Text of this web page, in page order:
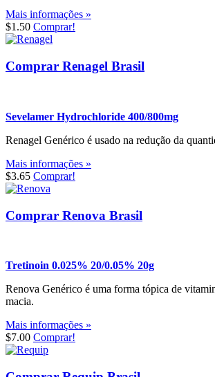
Mais informações »
$1.50 Comprar!
Comprar Renagel Brasil
Sevelamer Hydrochloride 400/800mg
Renagel Genérico é usado na redução da
Mais informações »
$3.65 Comprar!
Comprar Renova Brasil
Tretinoin 0.025% 20/0.05% 20g
Renova Genérico é uma forma tópica de
macia.
Mais informações »
$7.00 Comprar!